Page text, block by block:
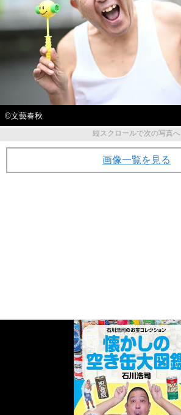
©︎文藝春秋
縦スクロールで次の写真へ
画像一覧を見る